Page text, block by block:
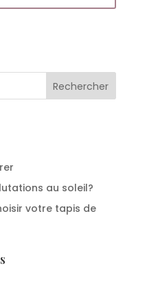
au soleil?
votre tapis de